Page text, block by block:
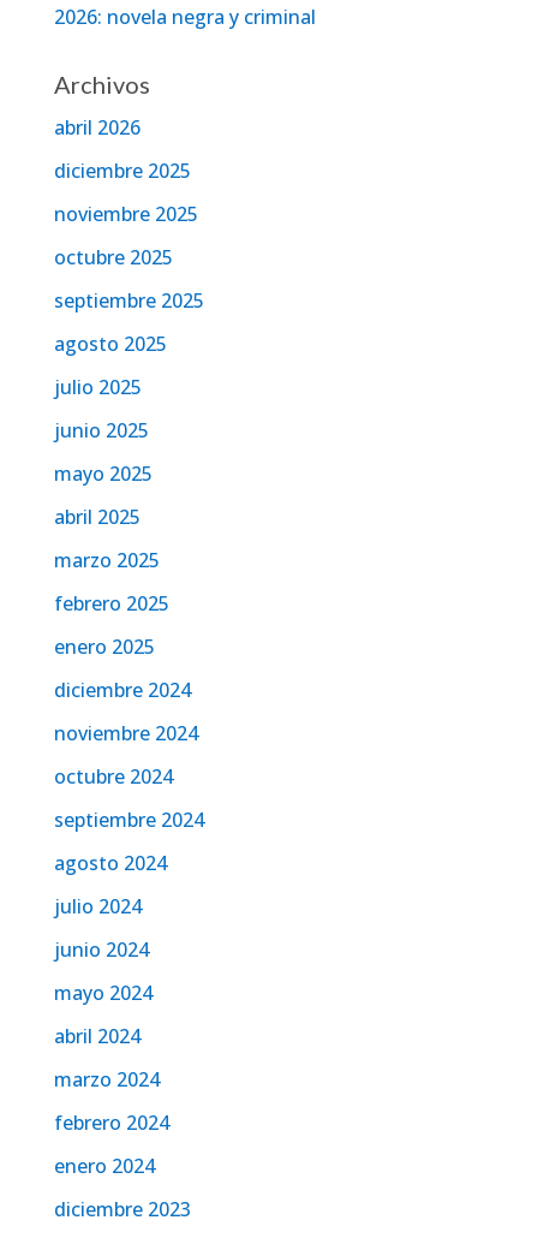
2026: novela negra y criminal
Archivos
abril 2026
diciembre 2025
noviembre 2025
octubre 2025
septiembre 2025
agosto 2025
julio 2025
junio 2025
mayo 2025
abril 2025
marzo 2025
febrero 2025
enero 2025
diciembre 2024
noviembre 2024
octubre 2024
septiembre 2024
agosto 2024
julio 2024
junio 2024
mayo 2024
abril 2024
marzo 2024
febrero 2024
enero 2024
diciembre 2023